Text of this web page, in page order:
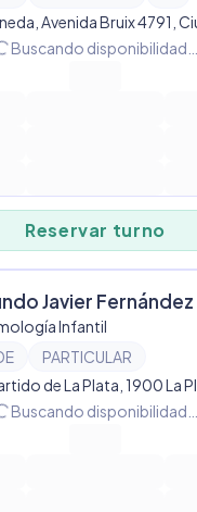
Buscando disponibilidad…
Reservar turno
Javier
Infantil
PARTICULAR
Buscando disponibilidad…